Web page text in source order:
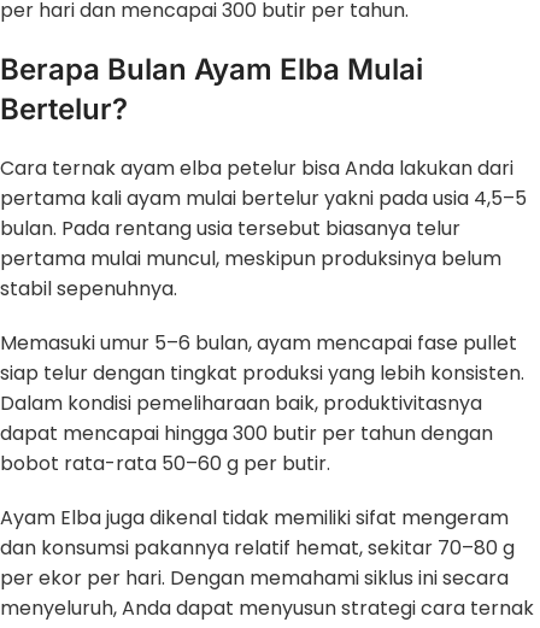
per hari dan mencapai 300 butir per tahun.
Berapa Bulan Ayam Elba Mulai
Bertelur?
Cara ternak ayam elba petelur bisa Anda lakukan dari
pertama kali ayam mulai bertelur yakni pada usia 4,5–5
bulan. Pada rentang usia tersebut biasanya telur
pertama mulai muncul, meskipun produksinya belum
stabil sepenuhnya.
Memasuki umur 5–6 bulan, ayam mencapai fase pullet
siap telur dengan tingkat produksi yang lebih konsisten.
Dalam kondisi pemeliharaan baik, produktivitasnya
dapat mencapai hingga 300 butir per tahun dengan
bobot rata-rata 50–60 g per butir.
Ayam Elba juga dikenal tidak memiliki sifat mengeram
dan konsumsi pakannya relatif hemat, sekitar 70–80 g
per ekor per hari. Dengan memahami siklus ini secara
menyeluruh, Anda dapat menyusun strategi cara ternak